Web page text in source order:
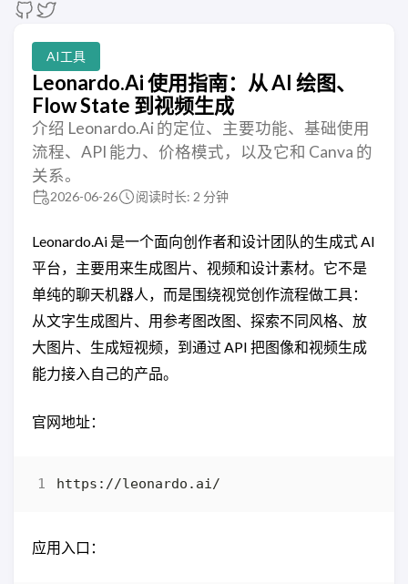
AI工具
Leonardo.Ai 使用指南：从 AI 绘图、
Flow State 到视频生成
介绍 Leonardo.Ai 的定位、主要功能、基础使用
流程、API 能力、价格模式，以及它和 Canva 的
关系。
2026-06-26 阅读时长: 2 分钟
Leonardo.Ai 是一个面向创作者和设计团队的生成式 AI
平台，主要用来生成图片、视频和设计素材。它不是
单纯的聊天机器人，而是围绕视觉创作流程做工具：
从文字生成图片、用参考图改图、探索不同风格、放
大图片、生成短视频，到通过 API 把图像和视频生成
能力接入自己的产品。
官网地址：
应用入口：